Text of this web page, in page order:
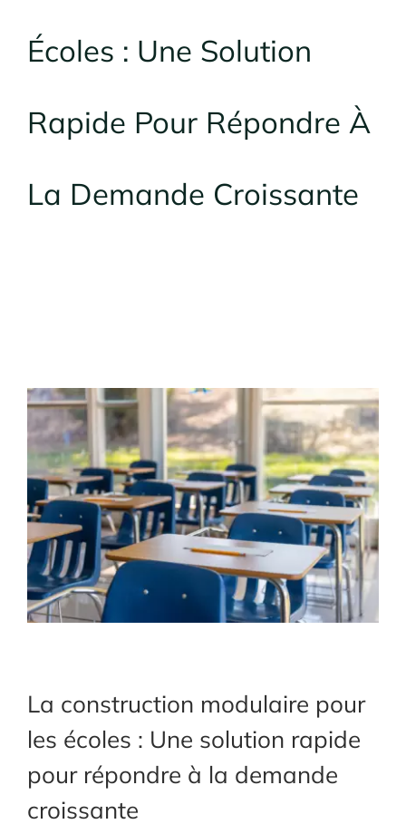
Écoles : Une Solution
Rapide Pour Répondre À
La Demande Croissante
La construction modulaire pour
les écoles : Une solution rapide
pour répondre à la demande
croissante